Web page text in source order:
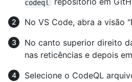
codeql
No VS Code, abra a visão
No canto superior direito
nas reticências e depois em
Selecione o CodeQL